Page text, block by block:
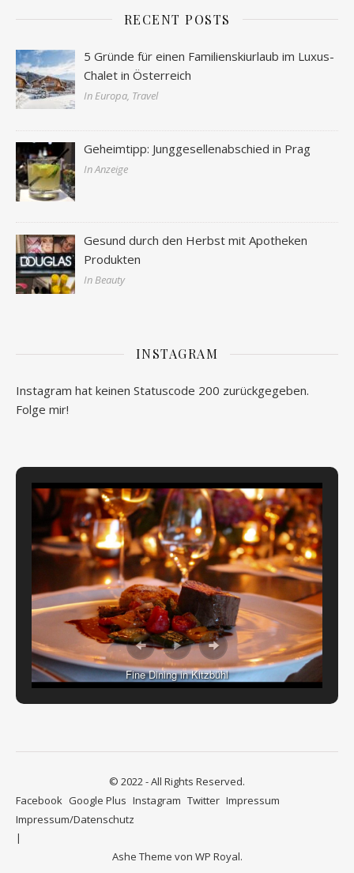
RECENT POSTS
5 Gründe für einen Familienskiurlaub im Luxus-
Chalet in Österreich
In Europa, Travel
Geheimtipp: Junggesellenabschied in Prag
In Anzeige
Gesund durch den Herbst mit Apotheken
Produkten
In Beauty
INSTAGRAM
Instagram hat keinen Statuscode 200 zurückgegeben.
Folge mir!
Fine Dining in Kitzbühl
© 2022 - All Rights Reserved.
Facebook Google Plus Instagram Twitter Impressum
Impressum/Datenschutz
Ashe Theme von WP Royal.